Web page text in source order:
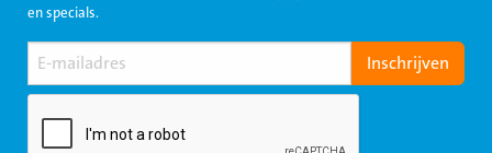
en specials.